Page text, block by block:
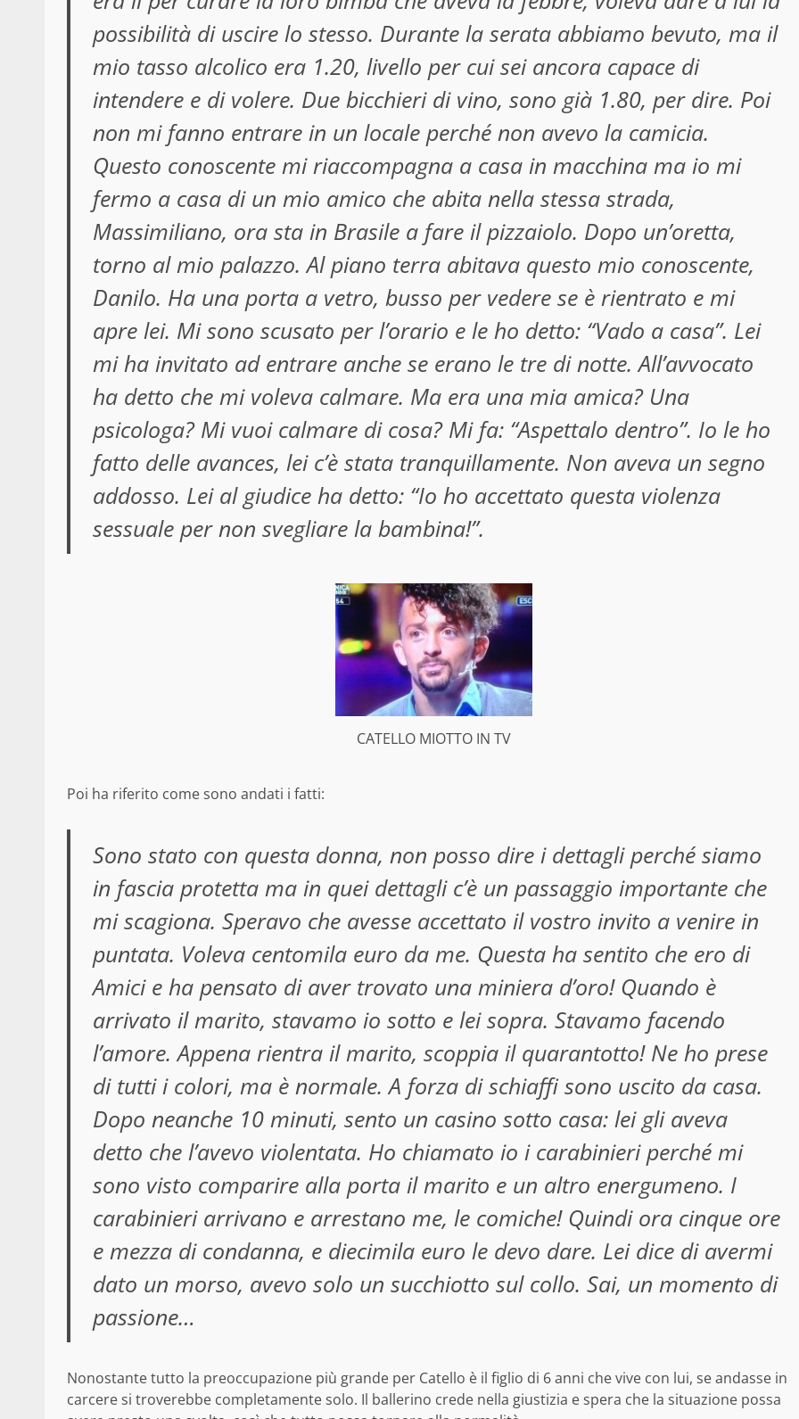
possibilità di uscire lo stesso. Durante la serata abbiamo bevuto, ma il
mio tasso alcolico era 1.20, livello per cui sei ancora capace di
intendere e di volere. Due bicchieri di vino, sono già 1.80, per dire. Poi
non mi fanno entrare in un locale perché non avevo la camicia.
Questo conoscente mi riaccompagna a casa in macchina ma io mi
fermo a casa di un mio amico che abita nella stessa strada,
Massimiliano, ora sta in Brasile a fare il pizzaiolo. Dopo un’oretta,
torno al mio palazzo. Al piano terra abitava questo mio conoscente,
Danilo. Ha una porta a vetro, busso per vedere se è rientrato e mi
apre lei. Mi sono scusato per l’orario e le ho detto: “Vado a casa”. Lei
mi ha invitato ad entrare anche se erano le tre di notte. All’avvocato
ha detto che mi voleva calmare. Ma era una mia amica? Una
psicologa? Mi vuoi calmare di cosa? Mi fa: “Aspettalo dentro”. Io le ho
fatto delle avances, lei c’è stata tranquillamente. Non aveva un segno
addosso. Lei al giudice ha detto: “Io ho accettato questa violenza
sessuale per non svegliare la bambina!”.
CATELLO MIOTTO IN TV
Poi ha riferito come sono andati i fatti:
Sono stato con questa donna, non posso dire i dettagli perché siamo
in fascia protetta ma in quei dettagli c’è un passaggio importante che
mi scagiona. Speravo che avesse accettato il vostro invito a venire in
puntata. Voleva centomila euro da me. Questa ha sentito che ero di
Amici e ha pensato di aver trovato una miniera d’oro! Quando è
arrivato il marito, stavamo io sotto e lei sopra. Stavamo facendo
l’amore. Appena rientra il marito, scoppia il quarantotto! Ne ho prese
di tutti i colori, ma è normale. A forza di schiaffi sono uscito da casa.
Dopo neanche 10 minuti, sento un casino sotto casa: lei gli aveva
detto che l’avevo violentata. Ho chiamato io i carabinieri perché mi
sono visto comparire alla porta il marito e un altro energumeno. I
carabinieri arrivano e arrestano me, le comiche! Quindi ora cinque ore
e mezza di condanna, e diecimila euro le devo dare. Lei dice di avermi
dato un morso, avevo solo un succhiotto sul collo. Sai, un momento di
passione…
Nonostante tutto la preoccupazione più grande per Catello è il figlio di 6 anni che vive con lui, se andasse in
carcere si troverebbe completamente solo. Il ballerino crede nella giustizia e spera che la situazione possa